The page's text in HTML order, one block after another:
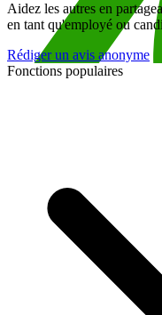
Aidez les autres en
en tant qu'employé ou
Rédiger un avis anonyme
Fonctions populaires